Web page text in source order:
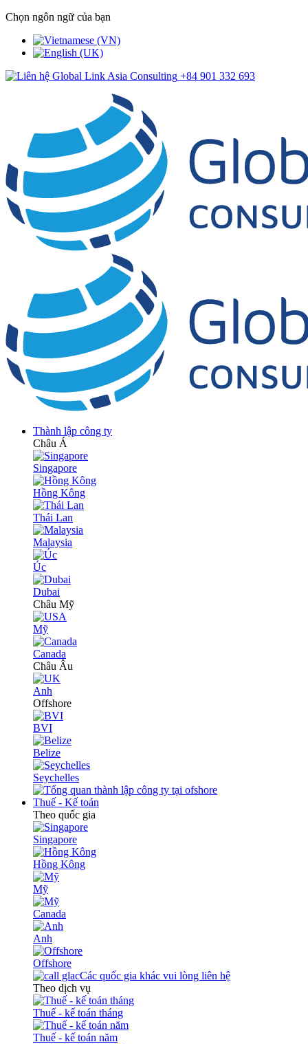
Chọn ngôn ngữ của bạn
+84 901 332 693
Thành lập công ty
Châu Á
Singapore
Hồng Kông
Thái Lan
Malaysia
Úc
Dubai
Châu Mỹ
Mỹ
Canada
Châu Âu
Anh
Offshore
BVI
Belize
Seychelles
Thuế - Kế toán
Theo quốc gia
Singapore
Hồng Kông
Mỹ
Canada
Anh
Offshore
Các quốc gia khác vui lòng liên hệ
Theo dịch vụ
Thuế - kế toán tháng
Thuế - kế toán năm